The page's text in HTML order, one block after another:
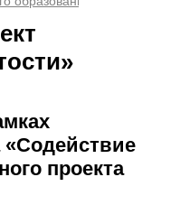
«Содействие
проекта